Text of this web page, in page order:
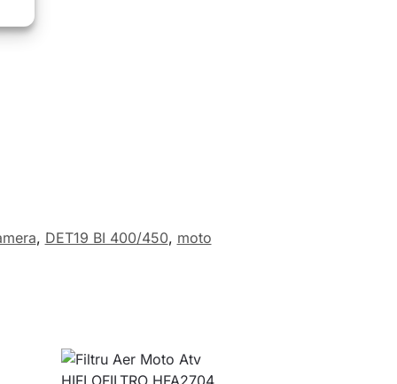
, DET19 BI 400/450, moto